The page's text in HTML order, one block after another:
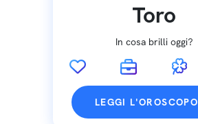
Toro
In cosa brilli oggi?
LEGGI L'OROSCOPO